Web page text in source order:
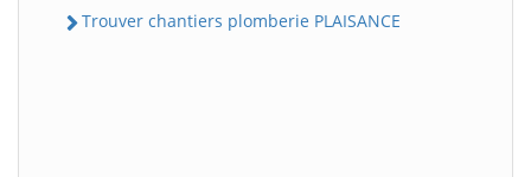
Trouver chantiers plomberie PLAISANCE